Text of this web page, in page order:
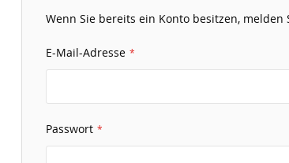
Wenn Sie bereits ein Konto besitzen, melden
E-Mail-Adresse
Passwort